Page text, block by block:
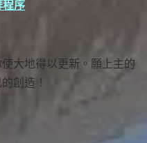
程序
大地得以更新。願上主的
創造！